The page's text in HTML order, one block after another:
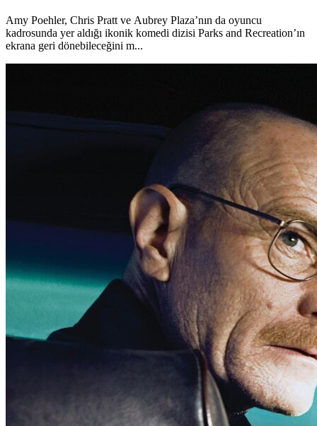
Amy Poehler, Chris Pratt ve Aubrey Plaza’nın da oyuncu
kadrosunda yer aldığı ikonik komedi dizisi Parks and Recreation’ın
ekrana geri dönebileceğini m...